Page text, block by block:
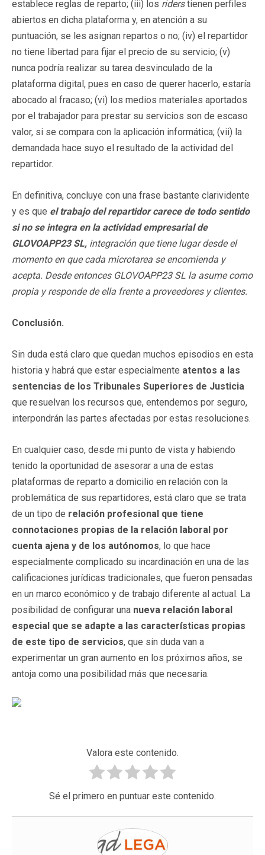
establece reglas de reparto; (iii) los riderstienen perfiles
abiertos en dicha plataforma y, en atención a su
puntuación, se les asignan repartos o no; (iv) el repartidor
no tiene libertad para fijar el precio de su servicio; (v)
nunca podría realizar su tarea desvinculado de la
plataforma digital, pues en caso de querer hacerlo, estaría
abocado al fracaso; (vi) los medios materiales aportados
por el trabajador para prestar su servicios son de escaso
valor, si se compara con la aplicación informática; (vii) la
demandada hace suyo el resultado de la actividad del
repartidor.
En definitiva, concluye con una frase bastante clarividente
y es que el trabajo del repartidor carece de todo sentido
si no se integra en la actividad empresarial de
GLOVOAPP23 SL, integración que tiene lugar desde el
momento en que cada microtarea se encomienda y
acepta. Desde entonces GLOVOAPP23 SL la asume como
propia y responde de ella frente a proveedores y clientes.
Conclusión.
Sin duda está claro que quedan muchos episodios en esta
historia y habrá que estar especialmente atentos a las
sentencias de los Tribunales Superiores de Justicia
que resuelvan los recursos que, entendemos por seguro,
interpondrán las partes afectadas por estas resoluciones.
En cualquier caso, desde mi punto de vista y habiendo
tenido la oportunidad de asesorar a una de estas
plataformas de reparto a domicilio en relación con la
problemática de sus repartidores, está claro que se trata
de un tipo de relación profesional que tiene
connotaciones propias de la relación laboral por
cuenta ajena y de los autónomos, lo que hace
especialmente complicado su incardinación en una de las
calificaciones jurídicas tradicionales, que fueron pensadas
en un marco económico y de trabajo diferente al actual. La
posibilidad de configurar una nueva relación laboral
especial que se adapte a las características propias
de este tipo de servicios, que sin duda van a
experimentar un gran aumento en los próximos años, se
antoja como una posibilidad más que necesaria.
Valora este contenido.
Sé el primero en puntuar este contenido.